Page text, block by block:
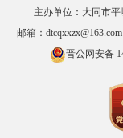
主办单位：大同市
邮箱：dtcqxxzx@163.com
晋公网安备